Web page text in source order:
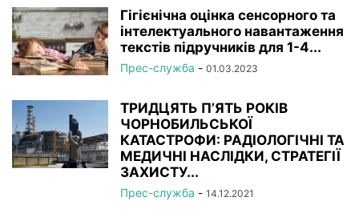
Гігієнічна оцінка сенсорного та
інтелектуального навантаження
текстів підручників для 1-4...
Прес-служба - 01.03.2023
ТРИДЦЯТЬ П’ЯТЬ РОКІВ
ЧОРНОБИЛЬСЬКОЇ
КАТАСТРОФИ: РАДІОЛОГІЧНІ ТА
МЕДИЧНІ НАСЛІДКИ, СТРАТЕГІЇ
ЗАХИСТУ...
Прес-служба - 14.12.2021